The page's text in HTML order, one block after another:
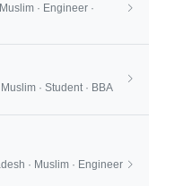
· Engineer ·
· Student · BBA
· Muslim · Engineer